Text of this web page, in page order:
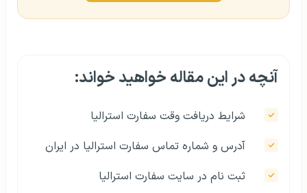
آنچه در این مقاله خواهید خواند:
شرایط دریافت وقت سفارت استرالیا
آدرس و شماره تماس سفارت استرالیا در ایران
ثبت نام در سایت سفارت استرالیا